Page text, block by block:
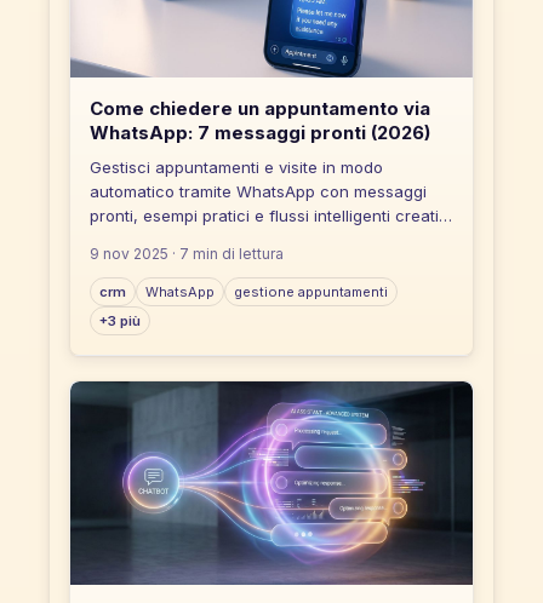
Come chiedere un appuntamento via
WhatsApp: 7 messaggi pronti (2026)
Gestisci appuntamenti e visite in modo
automatico tramite WhatsApp con messaggi
pronti, esempi pratici e flussi intelligenti creati
9 nov 2025 · 7 min di lettura
crm WhatsApp
gestione appuntamenti
+3 più